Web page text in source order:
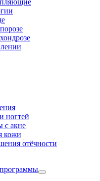
ногтей
с акне
кожи
отёчности